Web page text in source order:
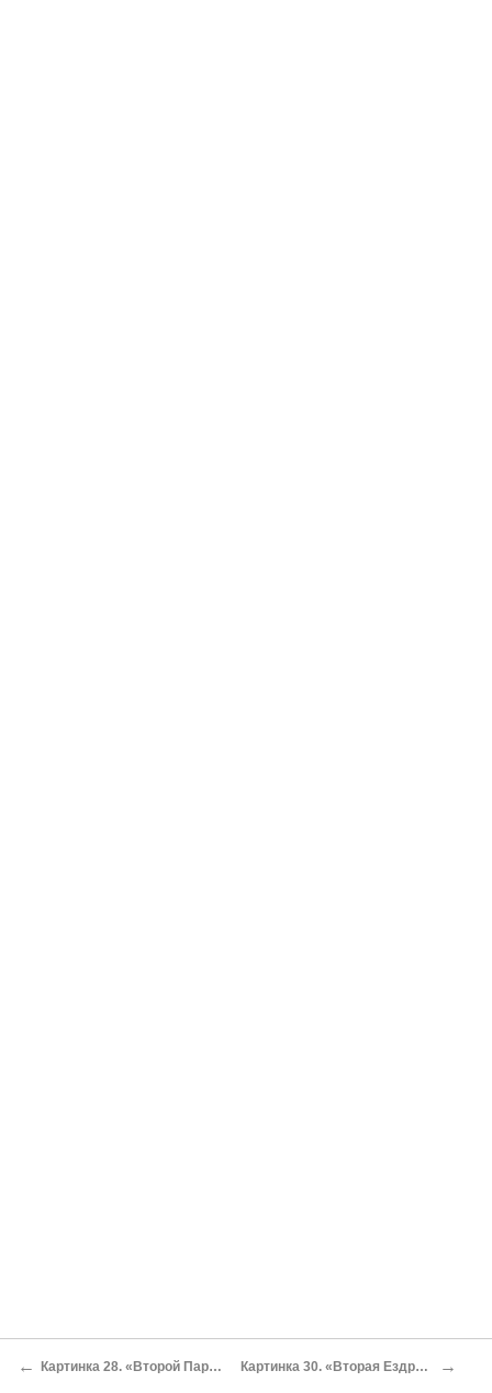
← Картинка 28. «Второй Паралипоменон». Повторение - мать учения или избранные места из предыдущих царств. Картинка 30. «Вторая Ездра» и «Товит». Рыбьи потроха и духи или, как послужить своей стране, властвуя в чужой. →